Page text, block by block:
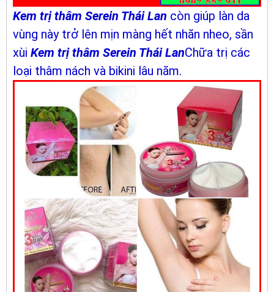
Kem trị thâm Serein Thái Lan còn giúp làn da
vùng này trở lên mịn màng hết nhăn nheo, sần
xùi Kem trị thâm Serein Thái LanChữa trị các
loại thâm nách và bikini lâu năm.